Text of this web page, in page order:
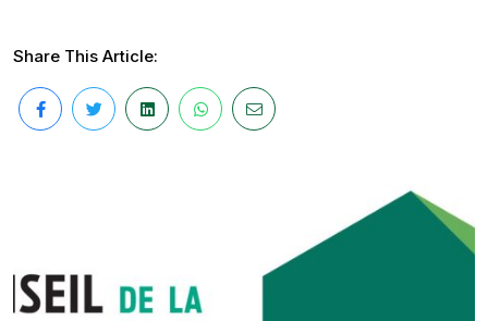
Share This Article: